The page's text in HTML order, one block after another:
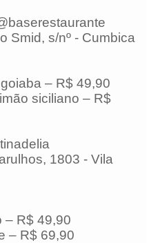
Smid, s/nº - Cumbica
– R$ 49,90
siciliano – R$
1803 - Vila
– R$ 49,90
– R$ 69,90